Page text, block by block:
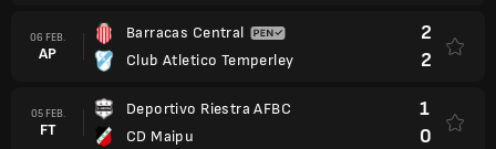
06 FEB.
AP
Barracas Central
Club Atletico Temperley
2
2
05 FEB.
FT
Deportivo Riestra AFBC
CD Maipu
1
0